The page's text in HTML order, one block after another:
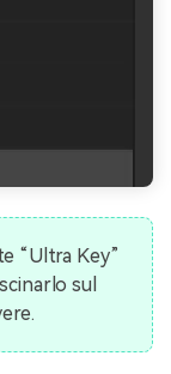
“Ultra Key”
sul